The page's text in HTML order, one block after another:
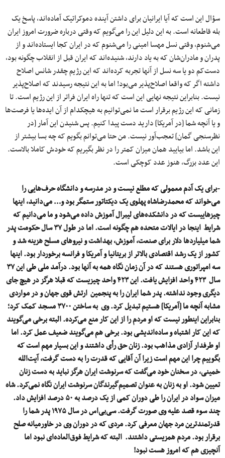
سؤال این است که آیا ایرانیان برای داشتن آینده دموکراتیک آماده‌اند، پاسخ یک
بله قاطعانه است. به این دلیل این را می‌گویم که وقتی درباره ضرورت امروز ایران
می‌شنوم، وقتی نسل مهسا امینی را می‌شنوم که در ایران کجا ایستاده‌اند و از
پدران و مادران‌شان که به یاد دارند، شنیده‌اند که ایران قبل از انقلاب چگونه بود،
دست‌کم دو یا سه نسل از آنها تجربه کرده‌اند که این رژیم چقدر شانس اصلاح
داشته اگر که واقعا اصلاح‌پذیر می‌بود! اما به این نتیجه رسیدند که اصلاح‌پذیر
نیست. بنابراین نتیجه نهایی این است که تنها راه ایران فراتر از این رژیم است. تا
زمانی که این رژیم برقرار است ما نمی‌توانیم به هیچکدام از آن ایده‌ها یا فرصت‌ها
و یا آنچه شما [در آمریکا] دارید دست پیدا کنیم. پس شنیدن این آمار [در
نظرسنجی گمان] تعجب‌آور نیست. من حتا می‌توانم بگویم که چه بسا بیشتر از
این باشد. اما بیایید همان میزان کمتر را در نظر بگیریم که خودش کاملا بالاست.
این عدد بزرگ، هنوز عدد کوچکی است.
-برای یک آدم معمولی که مطلع نیست و در مدرسه و دانشگاه حرف‌هایی را
می‌خواند که محمدرضاشاه پهلوی یک دیکتاتور ستمگر بود و… می‌دانید، اینها
چیزهاییست که در دانشکده‌های لیبرال آموزش داده می‌شود و ما می‌دانیم که
شرایط اینجا در ایالات متحده هم چگونه است. اما در طول ۳۷ سال حکومت پدر
شما میلیاردها دلار برای صنعت، آموزش، بهداشت و نیروهای مسلح هزینه شد و
کشور از یک رشد اقتصادی بالاتر از بریتانیا و آمریکا و فرانسه برخوردار بود. اینها
سه امپراتوری هستند که در آن زمان نگاه همه به آنها بود. درآمد ملی طی این ۳۷
سال ۴۲۳ واحد افزایش یافت. این ۴۲۳ واحد چیزیست که قبلا هرگز در هیچ جای
دیگری وجود نداشته. پدر شما ایران را به پنجمین ارتش قوی جهان و در مواردی
مشابه آنچه ما [آمریکا] هستیم تبدیل کرد. وی به ساختن ۳۷۰۰ مسجد کمک کرد؛
بنابراین اینطور نیست که او مردم را از این کار منع می‌کرده. البته برخی می‌گویند
که این کار اشتباه و ساده‌اندیشی بود. برخی هم می‌گویند ضعیف عمل کرد. اما
او طرفدار آزادی مذاهب بود. زنان حق رأی داشتند و این بسیار مهم است که
بگوییم چرا این مهم است زیرا آن آقایی که قدرت را به دست گرفت، آیت‌الله
خمینی، در سخنان خود می‌گفت که سرنوشت ایران هرگز نباید به دست زنان
تعیین شود. او به زنان به عنوان تصمیم‌گیرندگان سرنوشت ایران نگاه نمی‌کرد. شاه
میزان سواد در ایران را طی دوران کمی از یک درصد به ۵۰ درصد افزایش داد.
چند سوء قصد علیه وی صورت گرفت. سی‌بی‌اس در سال ۱۹۷۵ پدر شما را
قدرتمندترین مرد جهان معرفی کرد. مردی که در دوران وی در خاورمیانه صلح
برقرار بود. مردم همزیستی داشتند. البته که شرایط فوق‌العاده‌ای نبود اما
آنچیزی هم که امروز هست نبود!